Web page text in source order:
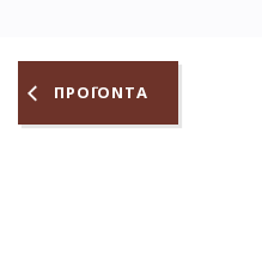
ΠΡΟΪΟΝΤΑ